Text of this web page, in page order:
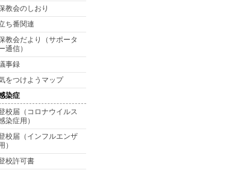
教会のしおり
ち番関連
教会だより（サポータ
通信）
事録
をつけようマップ
染症
校届（コロナウイルス
染症用）
校届（インフルエンザ
）
校許可書